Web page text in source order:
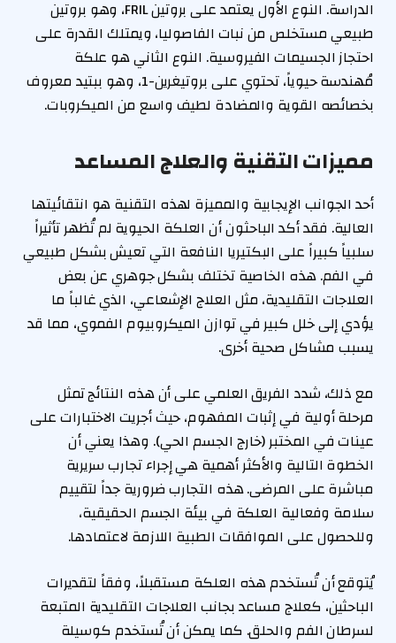
الدراسة. النوع الأول يعتمد على بروتين FRIL، وهو بروتين
طبيعي مستخلص من نبات الفاصوليا، ويمتلك القدرة على
احتجاز الجسيمات الفيروسية. النوع الثاني هو علكة
مُهندسة حيوياً، تحتوي على بروتيغرين-1، وهو ببتيد معروف
بخصائصه القوية والمضادة لطيف واسع من الميكروبات.
مميزات التقنية والعلاج المساعد
أحد الجوانب الإيجابية والمميزة لهذه التقنية هو انتقائيتها
العالية. فقد أكد الباحثون أن العلكة الحيوية لم تُظهر تأثيراً
سلبياً كبيراً على البكتيريا النافعة التي تعيش بشكل طبيعي
في الفم. هذه الخاصية تختلف بشكل جوهري عن بعض
العلاجات التقليدية، مثل العلاج الإشعاعي، الذي غالباً ما
يؤدي إلى خلل كبير في توازن الميكروبيوم الفموي، مما قد
يسبب مشاكل صحية أخرى.
مع ذلك، شدد الفريق العلمي على أن هذه النتائج تمثل
مرحلة أولية في إثبات المفهوم، حيث أجريت الاختبارات على
عينات في المختبر (خارج الجسم الحي). وهذا يعني أن
الخطوة التالية والأكثر أهمية هي إجراء تجارب سريرية
مباشرة على المرضى. هذه التجارب ضرورية جداً لتقييم
سلامة وفعالية العلكة في بيئة الجسم الحقيقية،
وللحصول على الموافقات الطبية اللازمة لاعتمادها.
يُتوقع أن تُستخدم هذه العلكة مستقبلاً، وفقاً لتقديرات
الباحثين، كعلاج مساعد بجانب العلاجات التقليدية المتبعة
لسرطان الفم والحلق. كما يمكن أن تُستخدم كوسيلة